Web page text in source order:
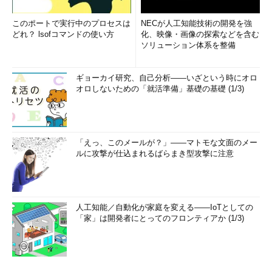
このポートで実行中のプロセスは
どれ？ lsofコマンドの使い方
NECが人工知能技術の開発を強
化、映像・画像の探索などを含む
ソリューション体系を整備
ギョーカイ研究、自己分析――いざという時にオロ
オロしないための「就活準備」基礎の基礎 (1/3)
「えっ、このメールが？」――マトモな文面のメー
ルに攻撃が仕込まれるばらまき型攻撃に注意
人工知能／自動化が家庭を変える――IoTとしての
「家」は開発者にとってのフロンティアか (1/3)